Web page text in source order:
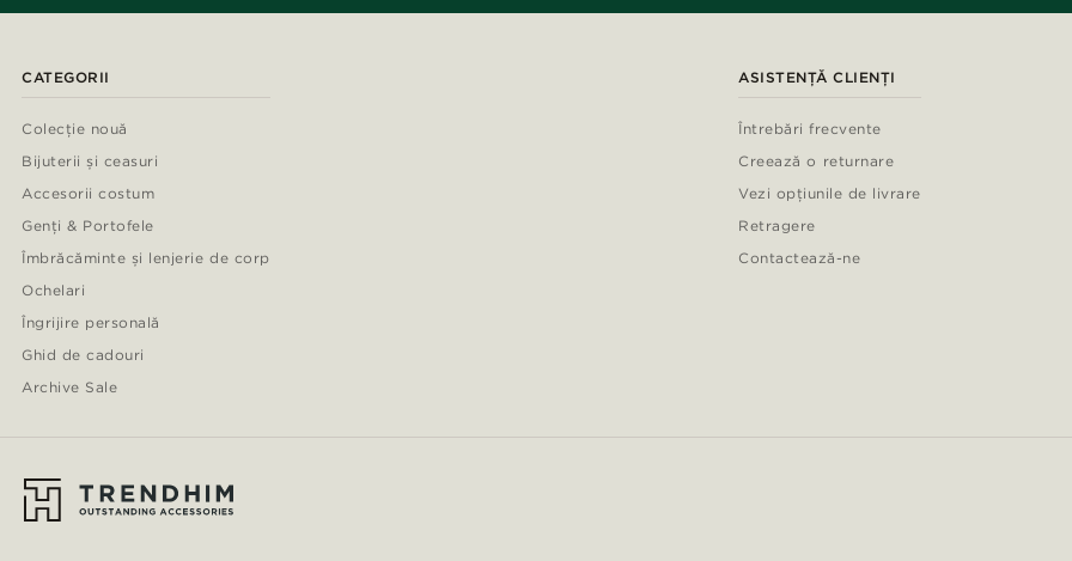
CATEGORII
Colecție nouă
Bijuterii și ceasuri
Accesorii costum
Genți & Portofele
Îmbrăcăminte și lenjerie de corp
Ochelari
Îngrijire personală
Ghid de cadouri
Archive Sale
ASISTENȚĂ CLIENȚI
Întrebări frecvente
Creează o returnare
Vezi opțiunile de livrare
Retragere
Contactează-ne